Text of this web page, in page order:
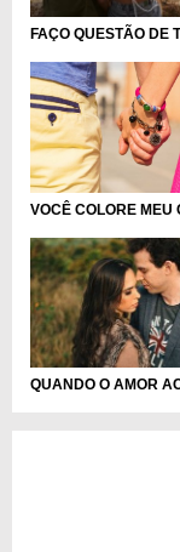
FAÇO QUESTÃO DE
VOCÊ COLORE MEU
QUANDO O AMOR